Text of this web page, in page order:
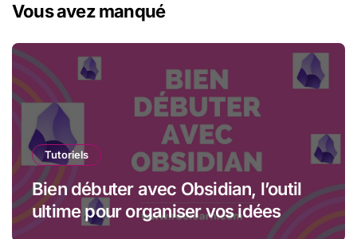
Vous avez manqué
Tutoriels
Bien débuter avec Obsidian, l’outil
ultime pour organiser vos idées